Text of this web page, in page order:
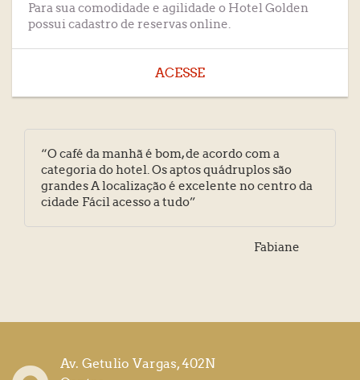
Para sua comodidade e agilidade o Hotel Golden
possui cadastro de reservas online.
ACESSE
“O café da manhã é bom, de acordo com a
categoria do hotel. Os aptos quádruplos são
grandes A localização é excelente no centro da
cidade Fácil acesso a tudo”
Fabiane
“Limpeza, organização ótimas Café da manhã e
custo benefício bons”
Av. Getulio Vargas, 402N